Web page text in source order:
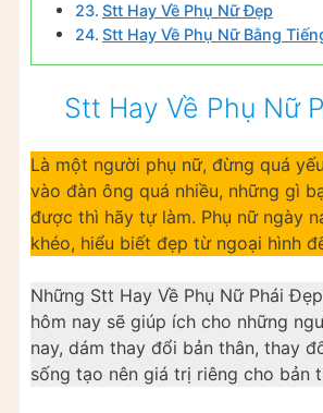
Stt Hay Về Phụ Nữ Đẹp
Stt Hay Về Phụ Nữ Bằng
Stt Hay Về Phụ Nữ
Là một người phụ nữ, đừng quá
vào đàn ông quá nhiều, những gì
được thì hãy tự làm. Phụ nữ ngày
khéo, hiểu biết đẹp từ ngoại hình
Những Stt Hay Về Phụ Nữ Phái
hôm nay sẽ giúp ích cho những
nay, dám thay đổi bản thân, thay
sống tạo nên giá trị riêng cho bản